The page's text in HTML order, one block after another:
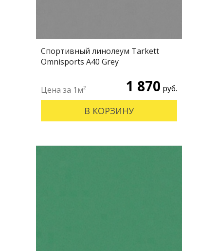
Спортивный линолеум Tarkett
Omnisports А40 Grey
1 870 руб.
В КОРЗИНУ